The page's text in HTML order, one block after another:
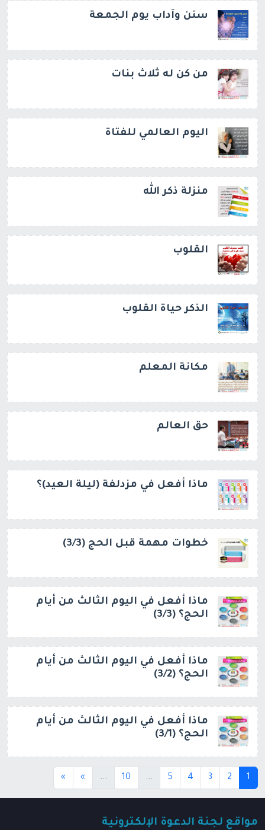
سنن وآداب يوم الجمعة
من كن له ثلاث بنات
اليوم العالمي للفتاة
منزلة ذكر الله
القلوب
الذكر حياة القلوب
مكانة المعلم
حق العالم
ماذا أفعل في مزدلفة (ليلة العيد)؟
خطوات مهمة قبل الحج (3/3)
ماذا أفعل في اليوم الثالث من أيام
الحج؟ (3/3)
ماذا أفعل في اليوم الثالث من أيام
الحج؟ (3/2)
ماذا أفعل في اليوم الثالث من أيام
الحج؟ (3/1)
1
(current)
2
3
4
5
...
10
...
»
»
مواقع لجنة الدعوة الإلكترونية